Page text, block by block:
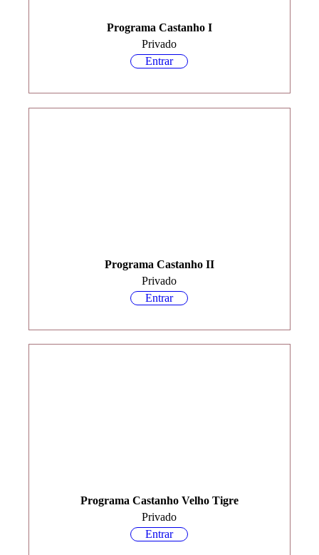
Programa Castanho I
Privado
Entrar
Programa Castanho II
Privado
Entrar
Programa Castanho Velho Tigre
Privado
Entrar